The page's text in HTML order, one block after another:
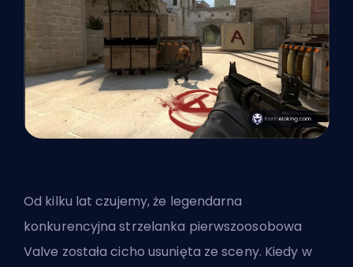
Od kilku lat czujemy, że legendarna
konkurencyjna strzelanka pierwszoosobowa
Valve została cicho usunięta ze sceny. Kiedy w